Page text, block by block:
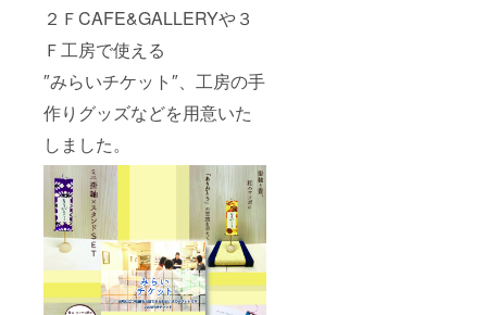
２ＦCAFE&GALLERYや３
Ｆ工房で使える
″みらいチケット″、工房の手
作りグッズなどを用意いた
しました。